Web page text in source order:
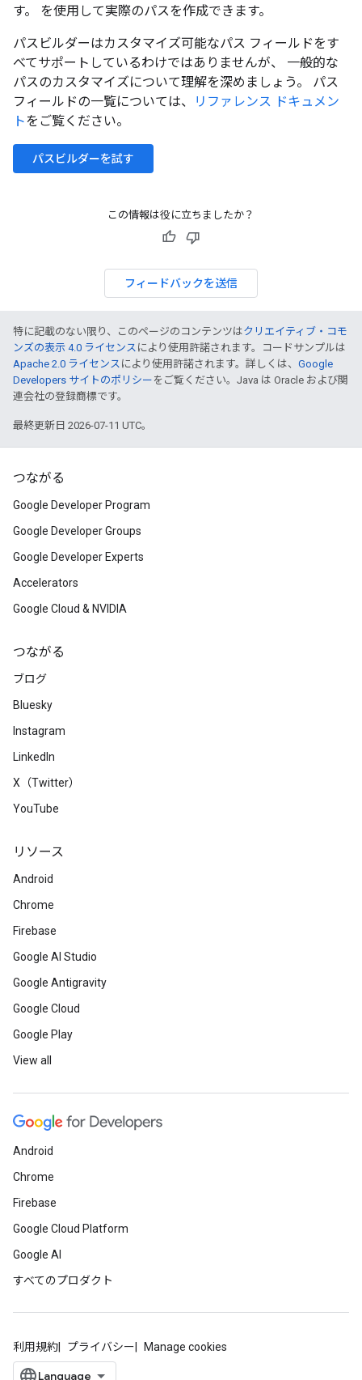
す。 を使用して実際のパスを作成できます。
パスビルダーはカスタマイズ可能なパス フィールドをす
べてサポートしているわけではありませんが、 一般的な
パスのカスタマイズについて理解を深めましょう。 パス
フィールドの一覧については、
リファレンス ドキュメン
トをご覧ください。
パスビルダーを試す
この情報は役に立ちましたか？
フィードバックを送信
特に記載のない限り、このページのコンテンツはクリエイティブ・コモ
ンズの表示 4.0 ライセンス により使用許諾されます。コードサンプルは
Apache 2.0 ライセンス により使用許諾されます。詳しくは、 Google
Developers サイトのポリシー をご覧ください。Java は Oracle および関
連会社の登録商標です。
最終更新日 2026-07-11 UTC。
つながる
Google Developer Program
Google Developer Groups
Google Developer Experts
Accelerators
Google Cloud & NVIDIA
つながる
ブログ
Bluesky
Instagram
LinkedIn
X（Twitter）
YouTube
リソース
Android
Chrome
Firebase
Google AI Studio
Google Antigravity
Google Cloud
Google Play
View all
Android
Chrome
Firebase
Google Cloud Platform
Google AI
すべてのプロダクト
利用規約 プライバシー Manage cookies